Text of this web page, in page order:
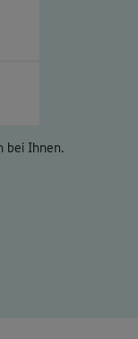
bei Ihnen.